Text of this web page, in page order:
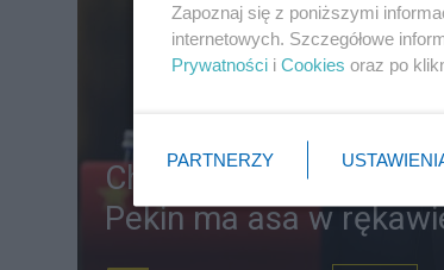
Chiny rzuciły USA na
Pekin ma asa w
Zapoznaj się z poniższymi
internetowych. Szczegółowe
Prywatności i Cookies oraz po
PARTNERZY